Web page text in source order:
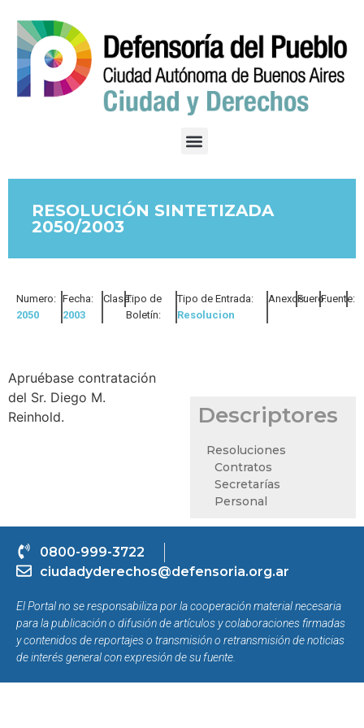
RESOLUCIÓN SINTETIZADA
2050/2003
Numero:
2050
Fecha:
2003
Clase:Tipo de
Boletín:
Tipo de Entrada:
Resolucion
Anexos:Fuero:Fuente:
Apruébase contratación
del Sr. Diego M.
Reinhold.
Descriptores
Resoluciones
Contratos
Secretarías
Personal
0800-999-3722
ciudadyderechos@defensoria.org.ar
El Portal no se responsabiliza por la cooperación material necesaria
para la publicación o difusión de artículos y colaboraciones firmadas
y contenidos de reportajes o transmisión o retransmisión de noticias
de interés general con expresión de su fuente.